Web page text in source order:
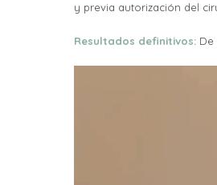
y previa autorización del
Resultados definitivos: De